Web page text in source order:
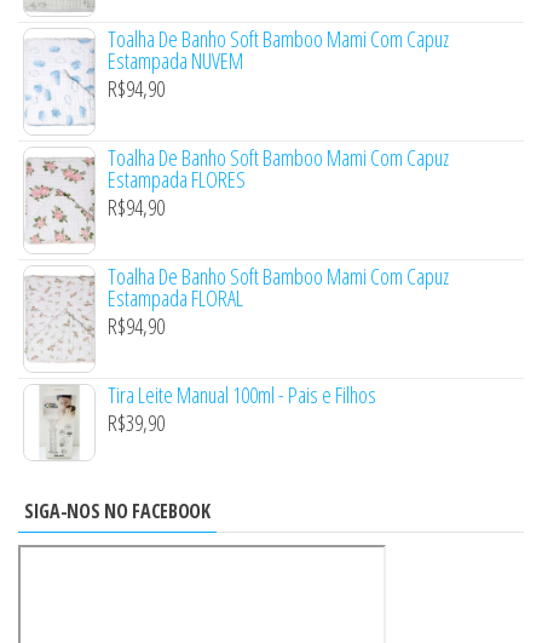
Toalha De Banho Soft Bamboo Mami Com Capuz
Estampada NUVEM
R$94,90
Toalha De Banho Soft Bamboo Mami Com Capuz
Estampada FLORES
R$94,90
Toalha De Banho Soft Bamboo Mami Com Capuz
Estampada FLORAL
R$94,90
Tira Leite Manual 100ml - Pais e Filhos
R$39,90
SIGA-NOS NO FACEBOOK